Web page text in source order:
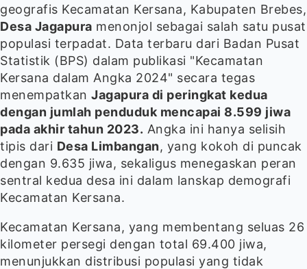
geografis Kecamatan Kersana, Kabupaten Brebes,
Desa Jagapura menonjol sebagai salah satu pusat
populasi terpadat. Data terbaru dari Badan Pusat
Statistik (BPS) dalam publikasi "Kecamatan
Kersana dalam Angka 2024" secara tegas
menempatkan Jagapura di peringkat kedua
dengan jumlah penduduk mencapai 8.599 jiwa
pada akhir tahun 2023. Angka ini hanya selisih
tipis dari Desa Limbangan, yang kokoh di puncak
dengan 9.635 jiwa, sekaligus menegaskan peran
sentral kedua desa ini dalam lanskap demografi
Kecamatan Kersana.
Kecamatan Kersana, yang membentang seluas 26
kilometer persegi dengan total 69.400 jiwa,
menunjukkan distribusi populasi yang tidak